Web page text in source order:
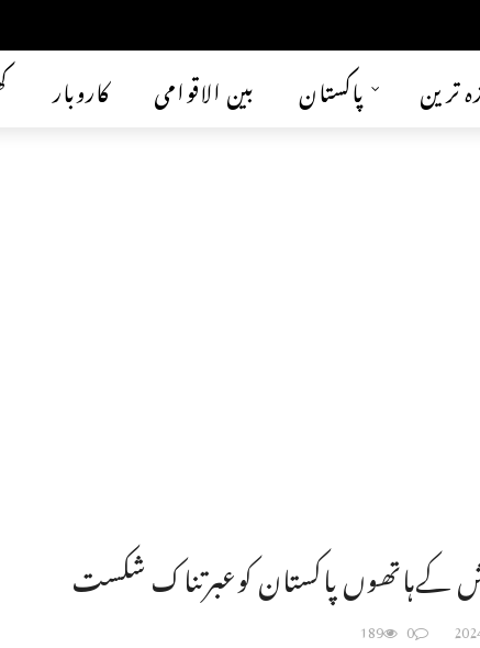
کاروبار بین الاقوامی پاکستان ترین
کےہاتھوں پاکستان کوعبرتناک شکست
0
189